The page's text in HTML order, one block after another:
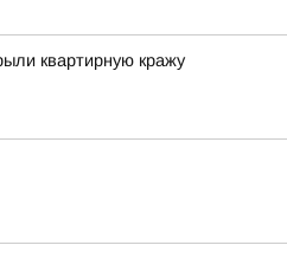
квартирную кражу